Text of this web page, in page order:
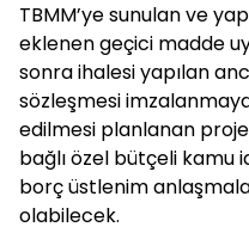
TBMM’ye sunulan ve
eklenen geçici madde
sonra ihalesi yapılan
sözleşmesi
edilmesi planlanan
bağlı özel bütçeli kamu
borç üstlenim
olabilecek.